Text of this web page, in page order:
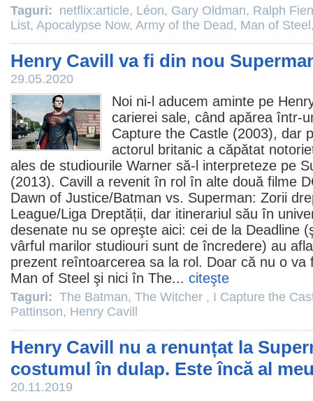
Taguri: netflix:article, Léon, Gary Oldman, Ralph
List, Apocalypse Now, Army of the Dead, Man of Steel
Henry Cavill va fi din nou
29.05.2020
Noi ni-l aducem aminte pe
carierei sale, când apărea într-
Capture the Castle (2003), dar
actorul britanic a căpătat
ales de studiourile Warner să-l interpreteze pe
(2013). Cavill a revenit în rol în alte două filme
Dawn of Justice/Batman vs. Superman: Zorii
League/Liga Dreptății, dar itinerariul său în
desenate nu se opreşte aici: cei de la Deadline
vârful marilor studiouri sunt de încredere) au
prezent reîntoarcerea sa la rol. Doar că nu o va
Man of Steel şi nici în The... citeşte
Taguri: The Batman, The Witcher , I Capture the
Pattinson, Henry Cavill
Henry Cavill nu a renunțat la
costumul în dulap. Este încă al
20.11.2019